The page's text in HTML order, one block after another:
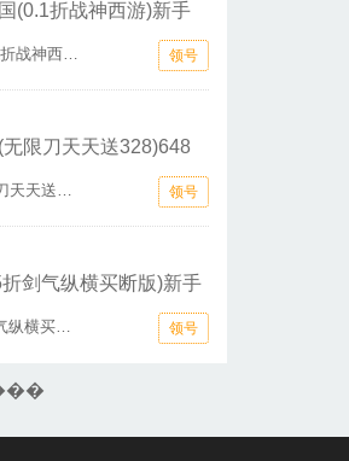
勇闯女儿国(0.1折战神西游)新手礼包 领号
剑指王城(无限刀天天送328)648累充礼包 领号
天途(0.05折剑气纵横买断版)新手礼包 领号